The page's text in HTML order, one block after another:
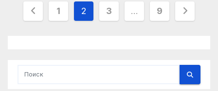
Пагинация
1 2 3 … 9